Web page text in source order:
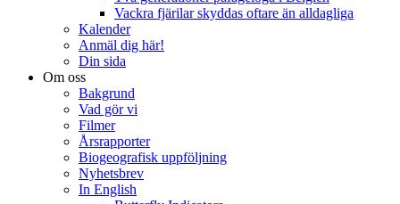
Vackra fjärilar skyddas oftare än alldagliga
Kalender
Anmäl dig här!
Din sida
Om oss
Bakgrund
Vad gör vi
Filmer
Årsrapporter
Biogeografisk uppföljning
Nyhetsbrev
In English